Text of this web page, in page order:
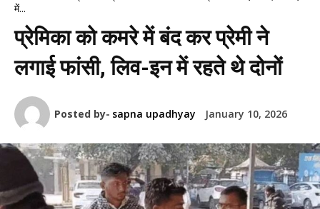
में...
प्रेमिका को कमरे में बंद कर प्रेमी ने
लगाई फांसी, लिव-इन में रहते थे दोनों
Posted by- sapna upadhyay January 10, 2026